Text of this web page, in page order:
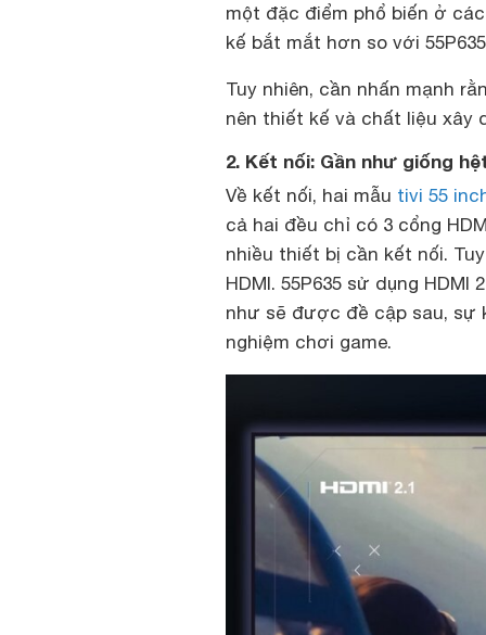
một đặc điểm phổ biến ở
kế bắt mắt hơn so với
Tuy nhiên, cần nhấn mạnh
nên thiết kế và chất liệu xây
2. Kết nối: Gần như giống
Về kết nối, hai mẫu tivi 55
cả hai đều chỉ có 3 cổng
nhiều thiết bị cần kết nối.
HDMI. 55P635 sử dụng HDMI
như sẽ được đề cập sau, sự
nghiệm chơi game.